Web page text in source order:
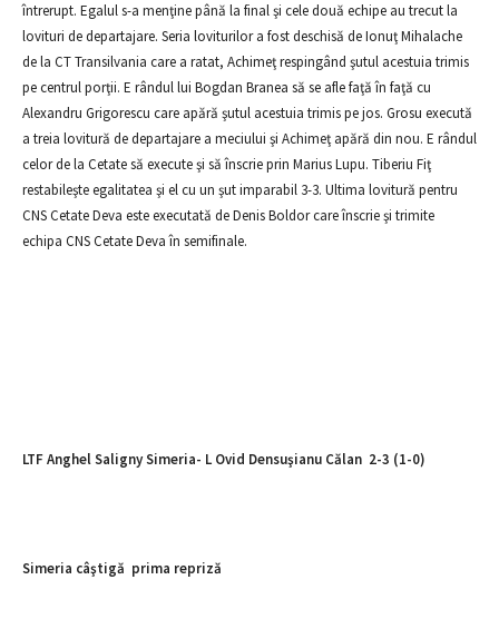
întrerupt. Egalul s-a menţine până la final şi cele două echipe au trecut la
lovituri de departajare. Seria loviturilor a fost deschisă de Ionuţ Mihalache
de la CT Transilvania care a ratat, Achimeţ respingând şutul acestuia trimis
pe centrul porţii. E rândul lui Bogdan Branea să se afle faţă în faţă cu
Alexandru Grigorescu care apără şutul acestuia trimis pe jos. Grosu execută
a treia lovitură de departajare a meciului şi Achimeţ apără din nou. E rândul
celor de la Cetate să execute şi să înscrie prin Marius Lupu. Tiberiu Fiţ
restabileşte egalitatea şi el cu un şut imparabil 3-3. Ultima lovitură pentru
CNS Cetate Deva este executată de Denis Boldor care înscrie şi trimite
echipa CNS Cetate Deva în semifinale.
LTF Anghel Saligny Simeria- L Ovid Densuşianu Călan 2-3 (1-0)
Simeria câştigă prima repriză